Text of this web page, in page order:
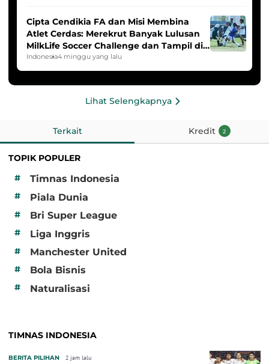
Cipta Cendikia FA dan Misi Membina
Atlet Cerdas: Merekrut Banyak Lulusan
MilkLife Soccer Challenge dan Tampil di
HYDROPLUS Soccer League
Indonesia4 minggu yang lalu
Lihat Selengkapnya
Terkait Kredit 2
TOPIK POPULER
#
Timnas Indonesia
# Piala Dunia
# Bri Super League
# Liga Inggris
# Manchester United
# Bola Bisnis
# Naturalisasi
TIMNAS INDONESIA
BERITA PILIHAN 2 jam lalu